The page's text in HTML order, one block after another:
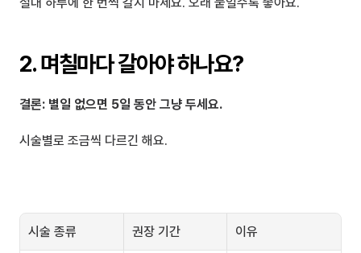
2. 며칠마다 갈아야 하나요?
결론: 별일 없으면 5일 동안 그냥 두세요.
시술별로 조금씩 다르긴 해요.
시술 종류 권장 기간 이유